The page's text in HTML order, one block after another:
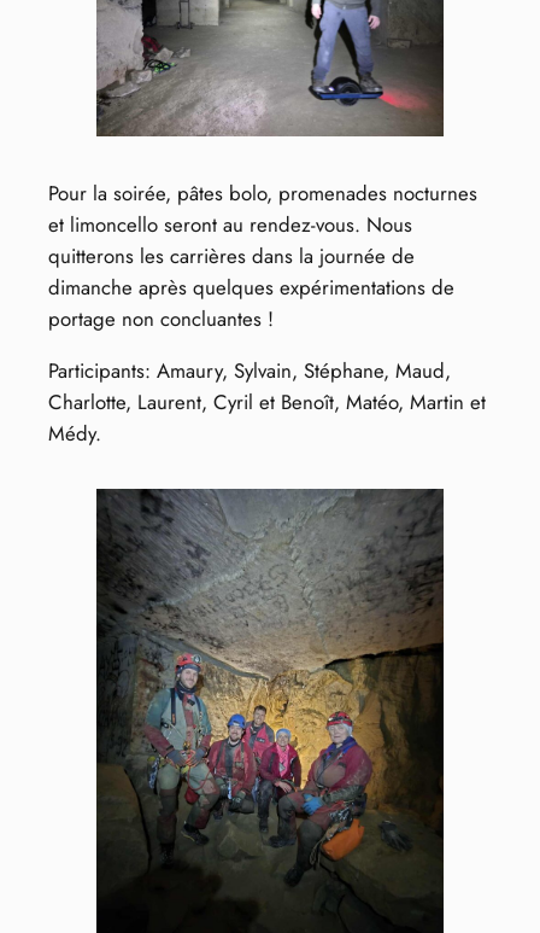
Pour la soirée, pâtes bolo, promenades nocturnes
et limoncello seront au rendez-vous. Nous
quitterons les carrières dans la journée de
dimanche après quelques expérimentations de
portage non concluantes !
Participants: Amaury, Sylvain, Stéphane, Maud,
Charlotte, Laurent, Cyril et Benoît, Matéo, Martin et
Médy.